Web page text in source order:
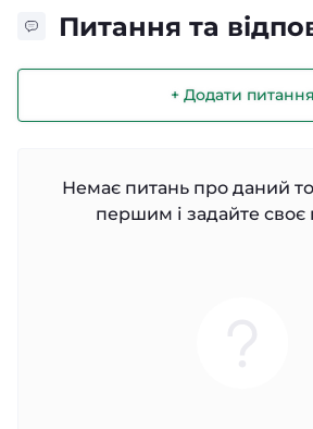
Питання та
+ Додати питання
Немає питань про даний
першим і задайте своє